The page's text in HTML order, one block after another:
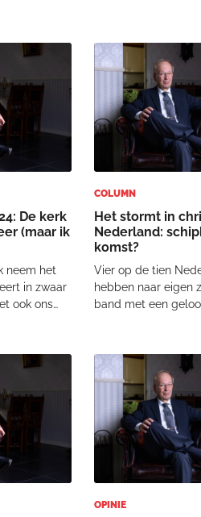
de
gaan
Moet je vandaag
flarden boosheid
ontgelden. “B
De kerk
(maar ik
neem het
in zwaar
ook ons
of
hand
COLUMN
Het stormt in
Nederland:
komst?
Vier op de tien
hebben naar eigen
band met een
onlangs. Vooral het
heeft het zwaar te
strenge
OPINIE